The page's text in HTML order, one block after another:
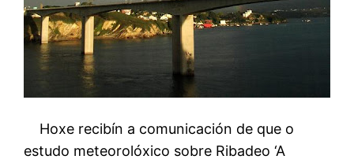
Hoxe recibín a comunicación de que o
estudo meteorolóxico sobre Ribadeo ‘A